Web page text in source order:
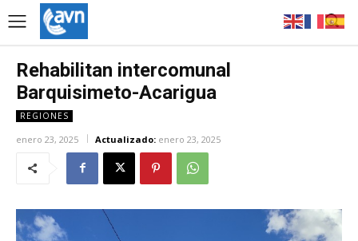
Rehabilitan intercomunal
Barquisimeto-Acarigua
REGIONES
enero 23, 2025 Actualizado: enero 23, 2025